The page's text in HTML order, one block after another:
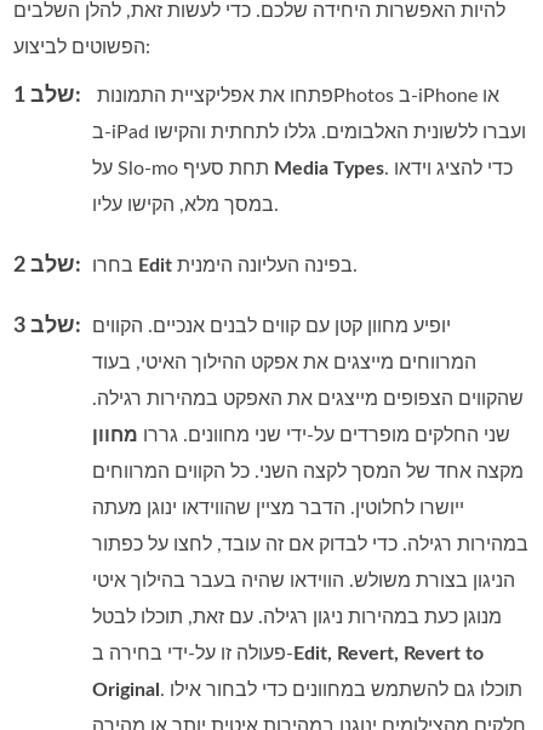
להיות האפשרות היחידה שלכם. כדי לעשות זאת, להלן השלבים
הפשוטים לביצוע:
שלב 1:
פתחו את אפליקציית התמונות ‏Photos ב‑iPhone או
ב‑iPad ועברו ללשונית האלבומים. גללו לתחתית והקישו
Media Types. כדי להציג וידאו
במסך מלא, הקישו עליו.
שלב 2: Edit בפינה העליונה הימנית.
שלב 3:
יופיע מחוון קטן עם קווים לבנים אנכיים. הקווים
המרווחים מייצגים את אפקט ההילוך האיטי, בעוד
שהקווים הצפופים מייצגים את האפקט במהירות רגילה.
שני החלקים מופרדים על‑ידי שני מחוונים. גררו מחוון
מקצה אחד של המסך לקצה השני. כל הקווים המרווחים
ייושרו לחלוטין. הדבר מציין שהווידאו ינוגן מעתה
במהירות רגילה. כדי לבדוק אם זה עובד, לחצו על כפתור
הניגון בצורת משולש. הווידאו שהיה בעבר בהילוך איטי
מנוגן כעת במהירות ניגון רגילה. עם זאת, תוכלו לבטל
פעולה זו על‑ידי בחירה ב‑ Edit, Revert, Revert to
Original . תוכלו גם להשתמש במחוונים כדי לבחור אילו